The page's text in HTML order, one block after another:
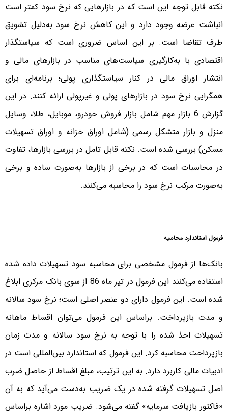
نکته قابل توجه این است که در بازارهایی که نرخ سود کمتر است
انباشت عرضه وجود دارد و این کاهش نرخ سود به‌دلیل تشویق
طرف تقاضا است. بر این اساس ضروری است که سیاستگذار
اقتصادی با به‌کارگیری سیاست‌های مناسب در بازارهای مالی و
انتشار اوراق مالی در کنار سیاستگذاری پولی؛ برنامه‌ای برای
همگرایی نرخ سود در بازارهای پولی و غیر‌پولی ارائه کنند. در این
گزارش 6 بازار مهم شامل بازار فروش خودرو، موبایل، طلا، وسایل
منزل و بازار متشکل رسمی (شامل اوراق خزانه و اوراق تسهیلات
مسکن) بررسی شده است. نکته قابل تامل در بررسی بازارها، تفاوت‌
در محاسبات است که در برخی از بازارها به‌صورت ساده و برخی
به‌صورت مرکب نرخ سود را محاسبه می‌کنند.
فرمول استاندارد محاسبه
بانک‌ها از فرمول مشخصی برای محاسبه سود تسهیلات داده شده
استفاده می‌کنند این فرمول در تیر ماه 86 از سوی بانک مرکزی ابلاغ
شده است. این فرمول دارای دو عنصر اصلی است؛ نرخ سود سالانه
و مدت بازپرداخت. براساس این فرمول می‌توان اقساط ماهانه
تسهیلات اخذ شده را با توجه به نرخ سود سالانه و مدت زمان
بازپرداخت محاسبه کرد. این فرمول که استاندارد بین‌المللی است در
ادبیات مالی کاربرد دارد. به این ترتیب، مبلغ اقساط از حاصل ضرب
اصل تسهیلات گرفته شده در یک ضریب به‌دست می‌آید که به آن
«فاکتور بازیافت سرمایه» گفته می‌شود. ضریب مورد اشاره براساس